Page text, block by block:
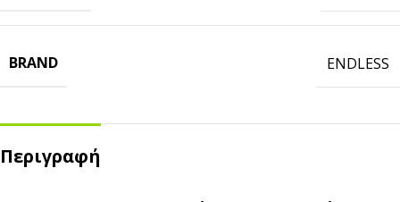
BRAND ENDLESS
Περιγραφή